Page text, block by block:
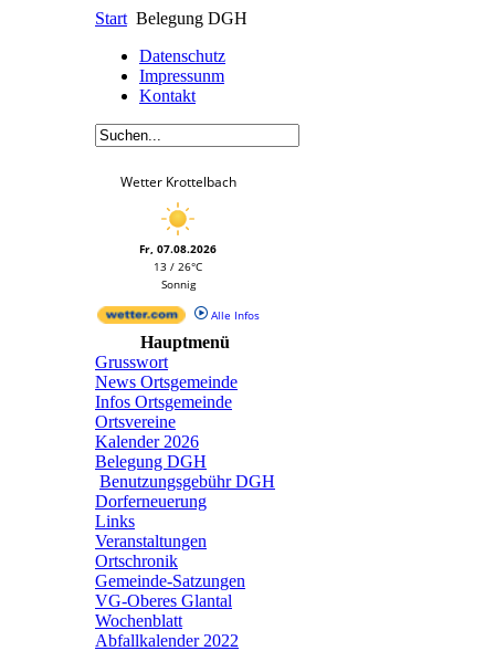
Start Belegung DGH
Datenschutz
Impressunm
Kontakt
Wetter Krottelbach
Fr, 07.08.2026
13 / 26°C
Sonnig
Alle Infos
Hauptmenü
Grusswort
News Ortsgemeinde
Infos Ortsgemeinde
Ortsvereine
Kalender 2026
Belegung DGH
Benutzungsgebühr DGH
Dorferneuerung
Links
Veranstaltungen
Ortschronik
Gemeinde-Satzungen
VG-Oberes Glantal
Wochenblatt
Abfallkalender 2022